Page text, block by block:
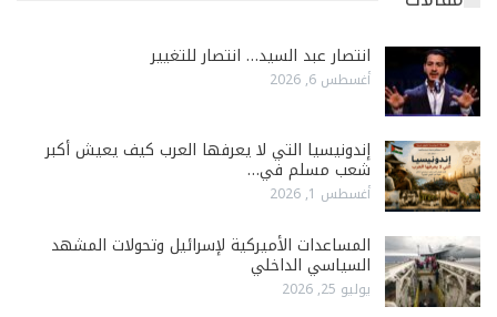
انتصار عبد السيد… انتصار للتغيير
أغسطس 6, 2026
إندونيسيا التي لا يعرفها العرب كيف يعيش أكبر
شعب مسلم في…
أغسطس 1, 2026
المساعدات الأميركية لإسرائيل وتحولات المشهد
السياسي الداخلي
يوليو 25, 2026